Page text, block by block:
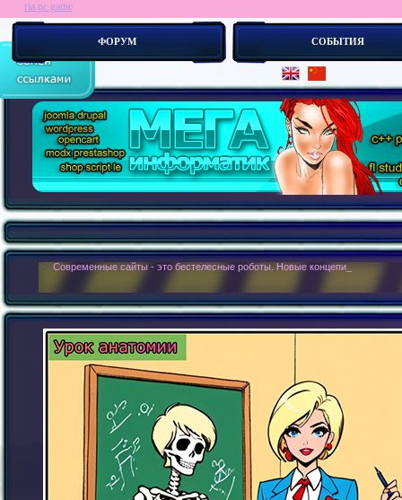
ФОРУМ СОБЫТИЯ
ria pc game
> : Современные сайты - это бестелесные роботы. Новые концепии создания